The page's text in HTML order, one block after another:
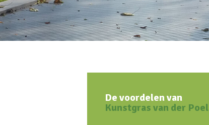
De voordelen van
Kunstgras van der Poel